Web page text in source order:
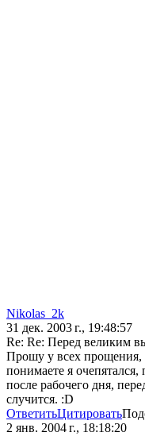
Nikolas_2k
31 дек. 2003 г., 19:48:57
Re: Re: Перед великим
Прошу у всех
понимаете я
после рабочего дня,
случится. :D
ОтветитьЦитировать
2 янв. 2004 г., 18:18:20